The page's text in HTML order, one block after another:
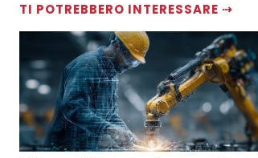
TI POTREBBERO INTERESSARE ⇢